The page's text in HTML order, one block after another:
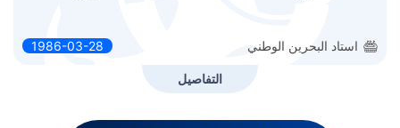
استاد البحرين الوطني 1986-03-28
التفاصيل